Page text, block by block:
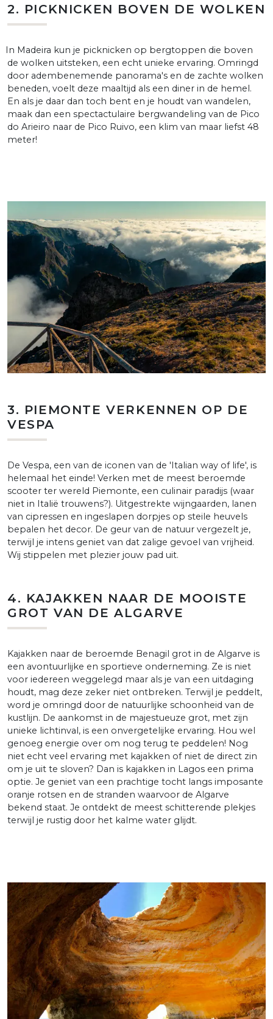
2. PICKNICKEN BOVEN DE WOLKEN
Madeira kun je picknicken op bergtoppen die boven
de wolken uitsteken, een echt unieke ervaring. Omringd
door adembenemende panorama's en de zachte wolken
beneden, voelt deze maaltijd als een diner in de hemel.
En als je daar dan toch bent en je houdt van wandelen,
maak dan een spectactulaire bergwandeling van de Pico
do Arieiro naar de Pico Ruivo, een klim van maar liefst 48
meter!
3. PIEMONTE VERKENNEN OP DE
VESPA
De Vespa, een van de iconen van de 'Italian way of life', is
helemaal het einde! Verken met de meest beroemde
scooter ter wereld Piemonte, een culinair paradijs (waar
niet in Italië trouwens?). Uitgestrekte wijngaarden, lanen
van cipressen en ingeslapen dorpjes op steile heuvels
bepalen het decor. De geur van de natuur vergezelt je,
terwijl je intens geniet van dat zalige gevoel van vrijheid.
Wij stippelen met plezier jouw pad uit.
4. KAJAKKEN NAAR DE MOOISTE
GROT VAN DE ALGARVE
naar de beroemde Benagil grot in de Algarve is
een avontuurlijke en sportieve onderneming. Ze is niet
voor iedereen weggelegd maar als je van een uitdaging
houdt, mag deze zeker niet ontbreken. Terwijl je peddelt,
word je omringd door de natuurlijke schoonheid van de
kustlijn. De aankomst in de majestueuze grot, met zijn
unieke lichtinval, is een onvergetelijke ervaring. Hou wel
genoeg energie over om nog terug te peddelen! Nog
niet echt veel ervaring met kajakken of niet de direct zin
om je uit te sloven? Dan is kajakken in Lagos een prima
optie. Je geniet van een prachtige tocht langs imposante
oranje rotsen en de stranden waarvoor de Algarve
bekend staat. Je ontdekt de meest schitterende plekjes
terwijl je rustig door het kalme water glijdt.